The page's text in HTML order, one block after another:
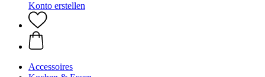
Konto erstellen
Accessoires